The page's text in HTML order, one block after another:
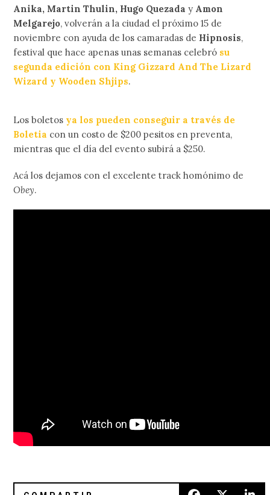
Anika, Martin Thulin, Hugo Quezada y Amon
Melgarejo, volverán a la ciudad el próximo 15 de
noviembre con ayuda de los camaradas de Hipnosis,
festival que hace apenas unas semanas celebró su
segunda edición con King Gizzard And The Lizard
Wizard y Wooden Shjips.
Los boletos ya los pueden conseguir a través de
Boletia con un costo de $200 pesitos en preventa,
mientras que el día del evento subirá a $250.
Acá los dejamos con el excelente track homónimo de
Obey.